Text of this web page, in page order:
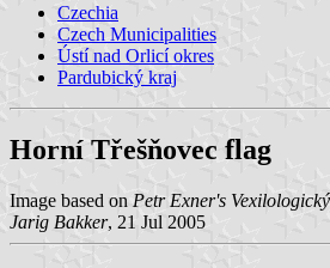
Czechia
Czech Municipalities
Ústí nad Orlicí okres
Pardubický kraj
Horní Třešňovec flag
Image based on Petr Exner's
Jarig Bakker, 21 Jul 2005